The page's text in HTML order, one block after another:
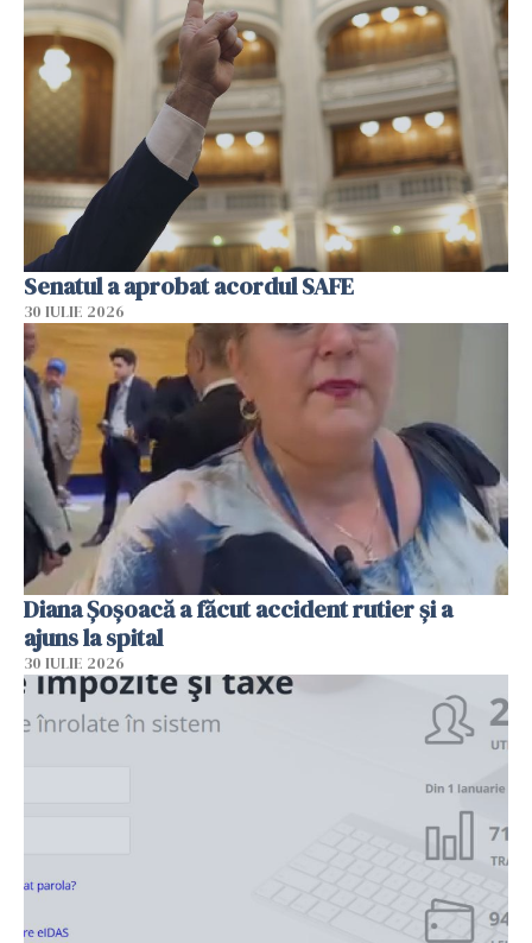
Senatul a aprobat acordul SAFE
30 IULIE 2026
Diana Șoșoacă a făcut accident rutier și a
ajuns la spital
30 IULIE 2026